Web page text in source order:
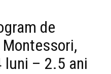
de
luni – 2.5 ani